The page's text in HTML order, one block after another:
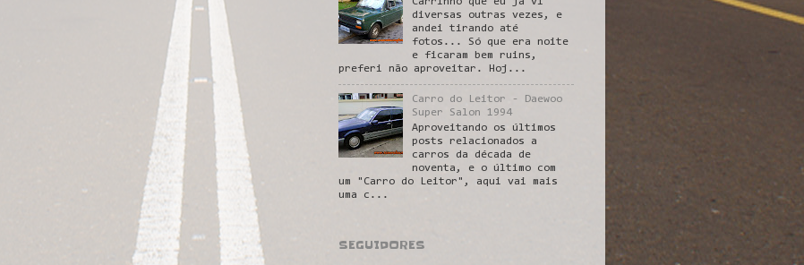
diversas outras vezes, e
andei tirando até
fotos... Só que era noite
e ficaram bem ruins,
preferi não aproveitar. Hoj...
Carro do Leitor - Daewoo
Super Salon 1994
Aproveitando os últimos
posts relacionados a
carros da década de
noventa, e o último com
um "Carro do Leitor", aqui vai mais
uma c...
SEGUIDORES